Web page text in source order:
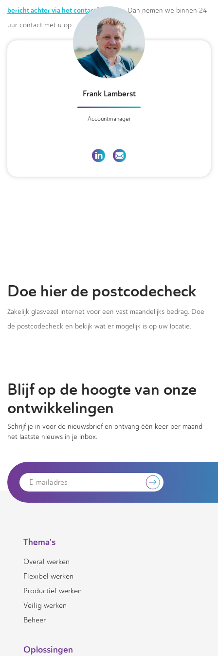
bericht achter via het contactformulier.Dan nemen we binnen 24
uur contact met u op.
Frank Lamberst
Accountmanager
Doe hier de postcodecheck
Zakelijk glasvezel internet voor een vast maandelijks bedrag. Doe
de postcodecheck en bekijk wat er mogelijk is op uw locatie.
Blijf op de hoogte van onze
ontwikkelingen
Schrijf je in voor de nieuwsbrief en ontvang één keer per maand
het laatste nieuws in je inbox.
Thema's
Overal werken
Flexibel werken
Productief werken
Veilig werken
Beheer
Oplossingen